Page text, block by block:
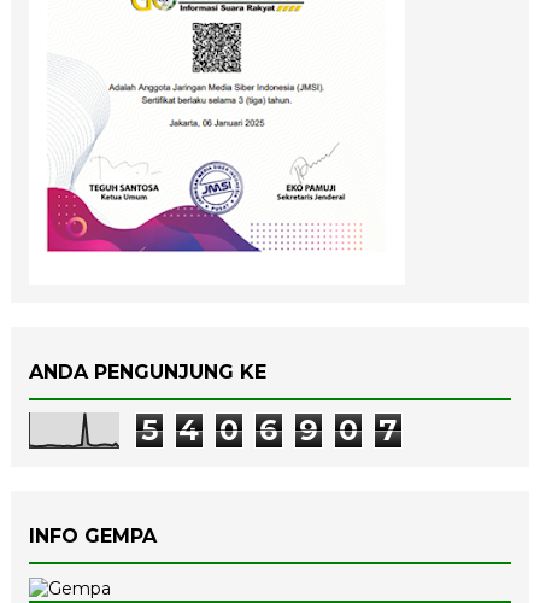
ANDA PENGUNJUNG KE
5 4 0 6 9 0 7
INFO GEMPA